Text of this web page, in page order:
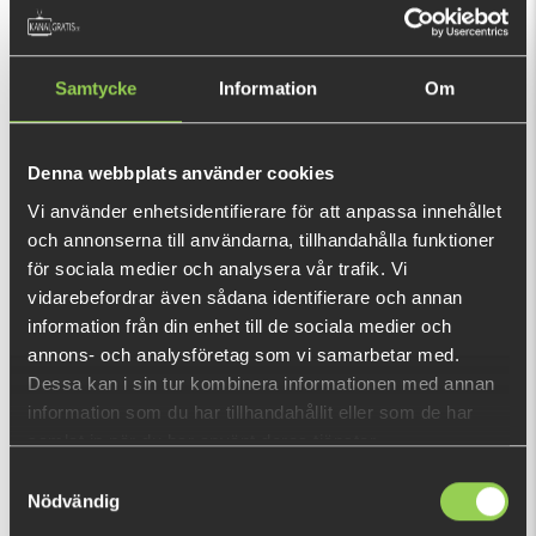
Samtycke Information Om
Denna webbplats använder cookies
Vi använder enhetsidentifierare för att anpassa innehållet
och annonserna till användarna, tillhandahålla funktioner
för sociala medier och analysera vår trafik. Vi
vidarebefordrar även sådana identifierare och annan
information från din enhet till de sociala medier och
annons- och analysföretag som vi samarbetar med.
Dessa kan i sin tur kombinera informationen med annan
information som du har tillhandahållit eller som de har
samlat in när du har använt deras tjänster.
Nödvändig
The Prorex XR spinning rods offer exclusive DAIWA components
and latest technology!
This purchase will pay 2 898 fishcoins now!
What is this?
INFORMATION
Prorex XR comes in a series of spinning rods that covers all
your needs for most types of lure fishing with a with a
compact fibred, X45 carbon construction blank which
results in a very distortion-proof sensitivity – the rods nearly
Prorex XR have Fuji Alconite K-Guide-ring system that
effectively prevent tangles, gives extra casting length and